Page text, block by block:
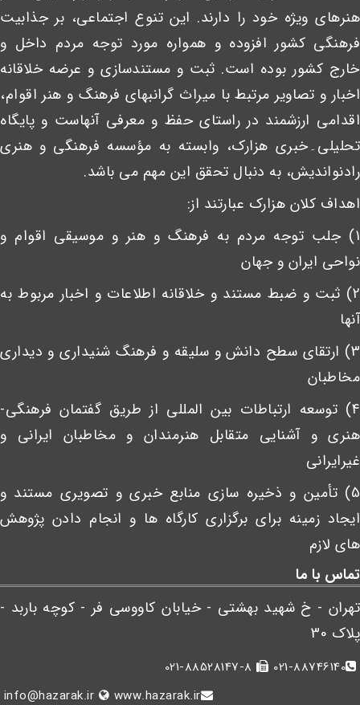
هنرهای ویژه خود را دارند. این تنوع اجتماعی، بر جذابیت
فرهنگی کشور افزوده و همواره مورد توجه مردم داخل و
خارج کشور بوده است. ثبت و مستندسازی و عرضه خلاقانه
اخبار و تصاویر مرتبط با میراث گرانبهای فرهنگ و هنر اقوام،
اقدامی ارزشمند در راستای حفظ و معرفی آنهاست و پایگاه
تحلیلی۔خبری هزارک، وابسته به مؤسسه فرهنگی و هنری
رادنواندیش، به دنبال تحقق این مهم می باشد.
اهداف کلان هزارک عبارتند از:
1) جلب توجه مردم به فرهنگ و هنر و موسیقی اقوام و
نواحی ایران و جهان
2) ثبت و ضبط مستند و خلاقانه اطلاعات و اخبار مربوط به
آنها
3) ارتقای سطح دانش و سلیقه و فرهنگ شنیداری و دیداری
مخاطبان
4) توسعه ارتباطات بین المللی از طریق گفتمان فرهنگی-
هنری و آشنایی متقابل هنرمندان و مخاطبان ایرانی و
غیرایرانی
5) تأمین و ذخیره سازی منابع خبری و تصویری مستند و
ایجاد زمینه برای برگزاری کارگاه ها و انجام دادن پژوهش
های لازم
تماس با ما
تهران - خ شهید بهشتی - خیابان کاووسی فر - کوچه باربد -
پلاک 30
021-88746140
info@hazarak.ir
www.hazarak.ir